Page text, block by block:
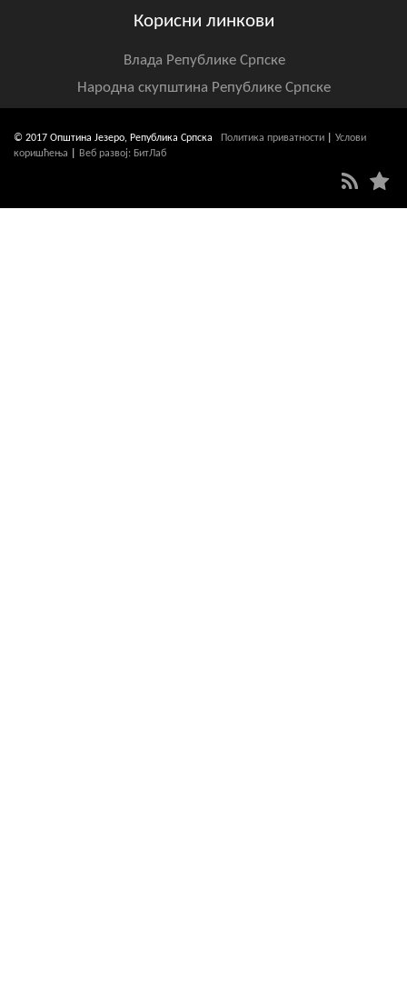
Корисни линкови
Влада Републике Српске
Народна скупштина Републике Српске
© 2017 Општина Језеро, Република Српска Политика приватности
Услови
коришћења
Веб развој: БитЛаб